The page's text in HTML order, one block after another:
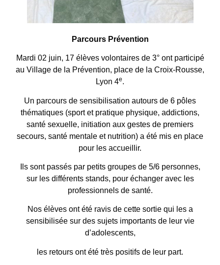
Parcours Prévention
Mardi 02 juin, 17 élèves volontaires de 3° ont participé
au Village de la Prévention, place de la Croix-Rousse,
Lyon 4e.
Un parcours de sensibilisation autours de 6 pôles
thématiques (sport et pratique physique, addictions,
santé sexuelle, initiation aux gestes de premiers
secours, santé mentale et nutrition) a été mis en place
pour les accueillir.
Ils sont passés par petits groupes de 5/6 personnes,
sur les différents stands, pour échanger avec les
professionnels de santé.
Nos élèves ont été ravis de cette sortie qui les a
sensibilisée sur des sujets importants de leur vie
d’adolescents,
les retours ont été très positifs de leur part.